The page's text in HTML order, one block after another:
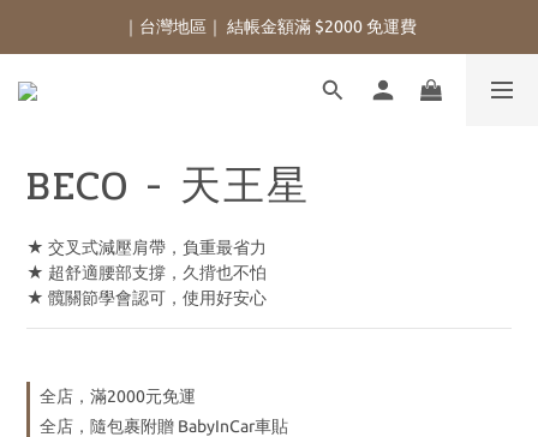
｜台灣地區｜ 結帳金額滿 $2000 免運費
BECO - 天王星
★ 交叉式減壓肩帶，負重最省力
★ 超舒適腰部支撐，久揹也不怕
★ 髖關節學會認可，使用好安心
全店，滿2000元免運
全店，隨包裹附贈 BabyInCar車貼